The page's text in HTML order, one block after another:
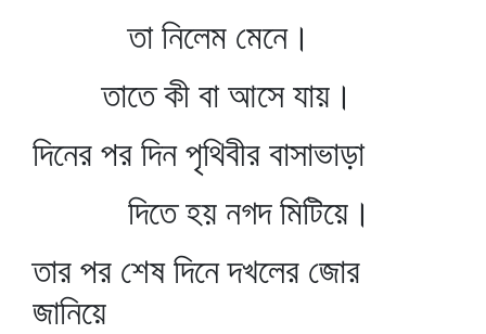
তা নিলেম মেনে।
তাতে কী বা আসে যায়।
দিনের পর দিন পৃথিবীর বাসাভাড়া
দিতে হয় নগদ মিটিয়ে।
তার পর শেষ দিনে দখলের জোর
জানিয়ে